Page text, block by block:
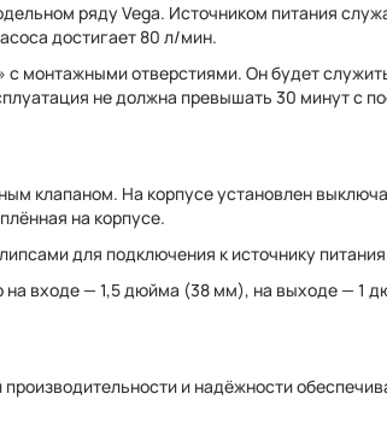
ряду Vega. Источником питания
достигает 80 л/мин.
с монтажными отверстиями. Он будет
не должна превышать 30 минут с
клапаном. На корпусе установлен
на корпусе.
для подключения к источнику
на входе — 1,5 дюйма (38 мм), на выходе — 1
и надёжности